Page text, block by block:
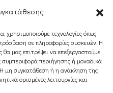
χρησιμοποιούμε τεχνολογίες όπως
σε πληροφορίες συσκευών. Η
θα μας επιτρέψει να επεξεργαστούμε
περιήγησης ή μοναδικά
μη συγκατάθεση ή η ανάκληση της
ορισμένες λειτουργίες και
Powered byKnowledge A.E.